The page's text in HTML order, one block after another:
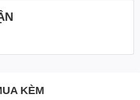
KÈM